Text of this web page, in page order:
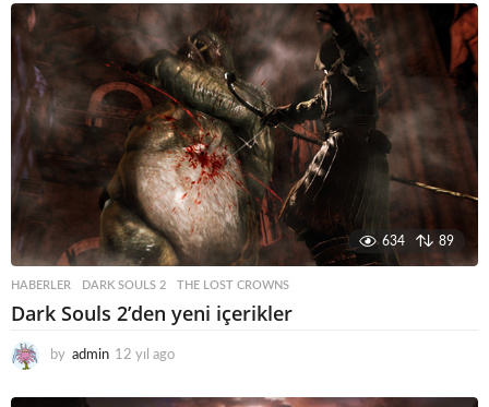
634 89
HABERLER DARK SOULS 2 ,THE LOST CROWNS
Dark Souls 2’den yeni içerikler
by admin 12 yıl ago
y